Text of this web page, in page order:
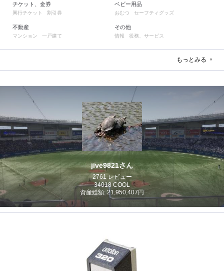
チケット、金券
興行チケット 割引券
不動産
マンション 一戸建て
ベビー用品
おむつ セーフティグッズ
その他
情報 役務、サービス
もっとみる
jive9821さん
2761 レビュー
34018 COOL
資産総額: 21,950,407円